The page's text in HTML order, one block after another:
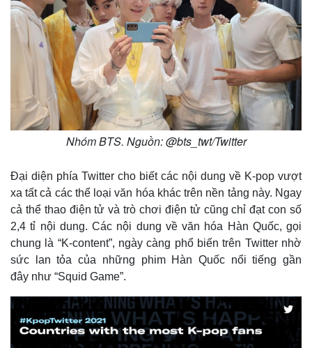
Quan sát
Cuộc sống đó đây
Video
Ảnh
Infographic
Nhóm BTS. Nguồn: @bts_twt/Twitter
Đại diện phía Twitter cho biết các nội dung về K-pop vượt
xa tất cả các thể loại văn hóa khác trên nền tảng này. Ngay
cả thể thao điện tử và trò chơi điện tử cũng chỉ đạt con số
2,4 tỉ nội dung. Các nội dung về văn hóa Hàn Quốc, gọi
chung là “K-content”, ngày càng phổ biến trên Twitter nhờ
sức lan tỏa của những phim Hàn Quốc nổi tiếng gần
đây như “Squid Game”.